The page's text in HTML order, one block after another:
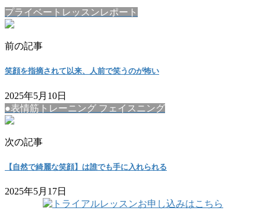
プライベートレッスンレポート
前の記事
笑顔を指摘されて以来、人前で笑うのが怖い
2025年5月10日
●表情筋トレーニング フェイスニング
次の記事
【自然で綺麗な笑顔】は誰でも手に入れられる
2025年5月17日